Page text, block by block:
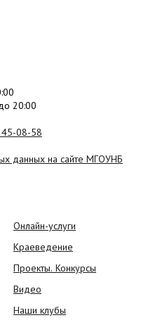
20:00
45-08-58
данных на сайте МГОУНБ
Онлайн-услуги
Краеведение
Проекты. Конкурсы
Видео
Наши клубы